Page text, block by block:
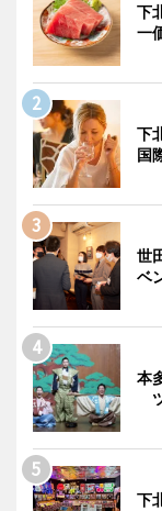
下
一
下
国
世
ベ
本
下